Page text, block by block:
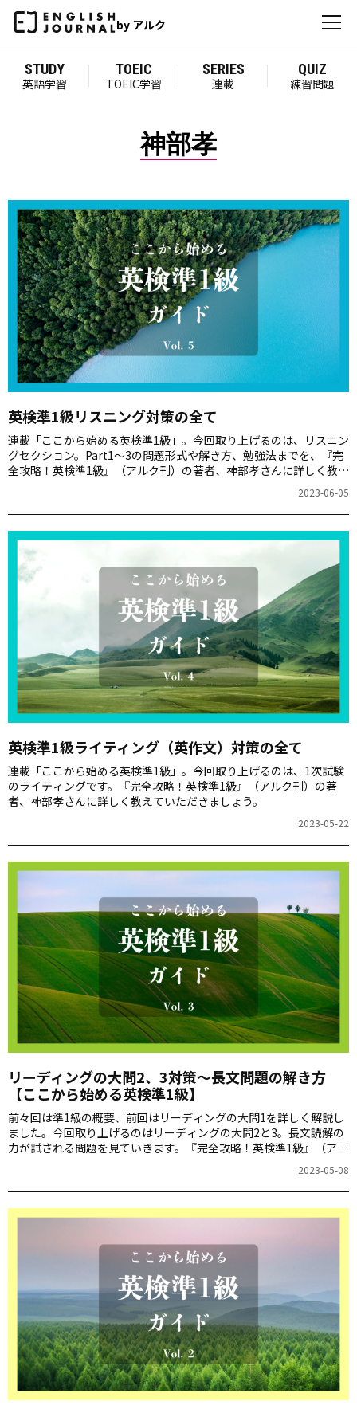
by アルク
STUDY
英語学習
TOEIC
TOEIC学習
SERIES
連載
QUIZ
練習問題
神部孝
英検準1級リスニング対策の全て
連載「ここから始める英検準1級」。今回取り上げるのは、リスニン
グセクション。Part1～3の問題形式や解き方、勉強法までを、『完
全攻略！英検準1級』（アルク刊）の著者、神部孝さんに詳しく教え
2023-06-05
英検準1級ライティング（英作文）対策の全て
連載「ここから始める英検準1級」。今回取り上げるのは、1次試験
のライティングです。『完全攻略！英検準1級』（アルク刊）の著
者、神部孝さんに詳しく教えていただきましょう。
2023-05-22
リーディングの大問2、3対策～長文問題の解き方
【ここから始める英検準1級】
前々回は準1級の概要、前回はリーディングの大問1を詳しく解説し
ました。今回取り上げるのはリーディングの大問2と3。長文読解の
力が試される問題を見ていきます。『完全攻略！英検準1級』（アル
ク刊）の著者、神部孝さんに詳しく教えていただきましょう。2023-05-08